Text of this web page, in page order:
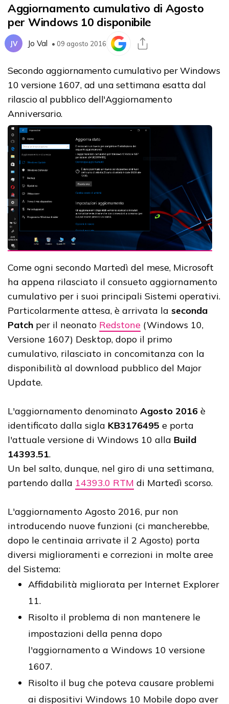
Aggiornamento cumulativo di Agosto
per Windows 10 disponibile
JV Jo Val • 09 agosto 2016
Secondo aggiornamento cumulativo per Windows
10 versione 1607, ad una settimana esatta dal
rilascio al pubblico dell'Aggiornamento
Anniversario.
Come ogni secondo Martedì del mese, Microsoft
ha appena rilasciato il consueto aggiornamento
cumulativo per i suoi principali Sistemi operativi.
Particolarmente attesa, è arrivata la seconda
Patch per il neonato Redstone (Windows 10,
Versione 1607) Desktop, dopo il primo
cumulativo, rilasciato in concomitanza con la
disponibilità al download pubblico del Major
Update.
L'aggiornamento denominato Agosto 2016 è
identificato dalla sigla KB3176495 e porta
l'attuale versione di Windows 10 alla Build
14393.51.
Un bel salto, dunque, nel giro di una settimana,
partendo dalla 14393.0 RTM di Martedì scorso.
L'aggiornamento Agosto 2016, pur non
introducendo nuove funzioni (ci mancherebbe,
dopo le centinaia arrivate il 2 Agosto) porta
diversi miglioramenti e correzioni in molte aree
del Sistema:
Affidabilità migliorata per Internet Explorer
11.
Risolto il problema di non mantenere le
impostazioni della penna dopo
l'aggiornamento a Windows 10 versione
1607.
Risolto il bug che poteva causare problemi
ai dispositivi Windows 10 Mobile dopo aver